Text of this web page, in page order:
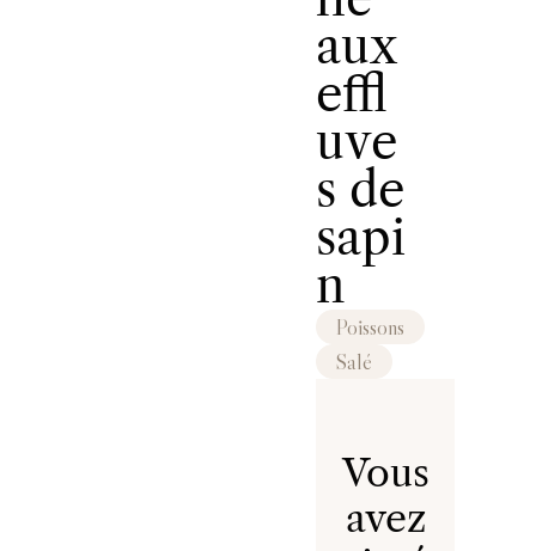
aux
effl
uve
s de
sapi
n
Poissons
Salé
Vous
avez